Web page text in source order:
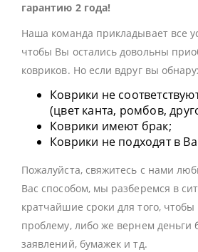
гарантию 2 года!
Наша команда прикладывает все
чтобы Вы остались довольны
ковриков. Но если вдруг вы
Коврики не
(цвет канта, ромбов,
Коврики имеют брак;
Коврики не подходят в
Пожалуйста, свяжитесь с нами
Вас способом, мы разберемся в
кратчайшие сроки для того,
проблему, либо же вернем деньги
заявлений, бумажек и тд.